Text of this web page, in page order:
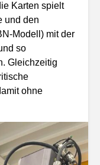
Karten spielt
und den
Modell) mit der
so
Gleichzeitig
ohne